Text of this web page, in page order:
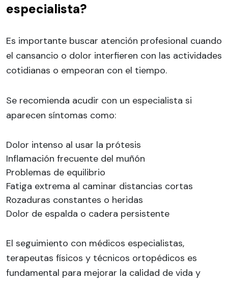
especialista?
Es importante buscar atención profesional cuando
el cansancio o dolor interfieren con las actividades
cotidianas o empeoran con el tiempo.
Se recomienda acudir con un especialista si
aparecen síntomas como:
Dolor intenso al usar la prótesis
Inflamación frecuente del muñón
Problemas de equilibrio
Fatiga extrema al caminar distancias cortas
Rozaduras constantes o heridas
Dolor de espalda o cadera persistente
El seguimiento con médicos especialistas,
terapeutas físicos y técnicos ortopédicos es
fundamental para mejorar la calidad de vida y